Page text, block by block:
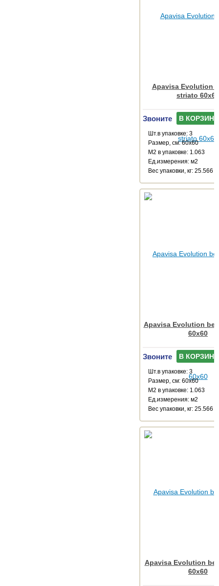
Apavisa Evolution
striato 60x60
Звоните В КОРЗИНУ
Шт.в упаковке: 3
Размер, см: 60x60
М2 в упаковке: 1.063
Ед.измерения: м2
Веc упаковки, кг: 25.566
Apavisa Evolution
60x60
Звоните В КОРЗИНУ
Шт.в упаковке: 3
Размер, см: 60x60
М2 в упаковке: 1.063
Ед.измерения: м2
Веc упаковки, кг: 25.566
Apavisa Evolution
60x60